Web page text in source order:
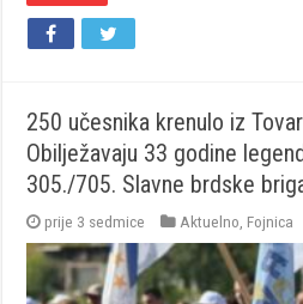
250 učesnika krenulo iz
Obilježavaju 33 godine
305./705. Slavne brdske
prije 3 sedmice Aktuelno Fojnica